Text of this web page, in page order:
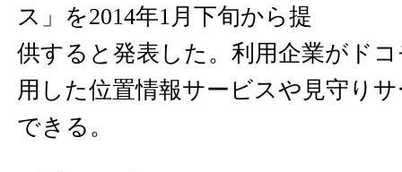
ス」を2014年1月下旬から提
供すると発表した。利用企業がド
用した位置情報サービスや見守り
できる。